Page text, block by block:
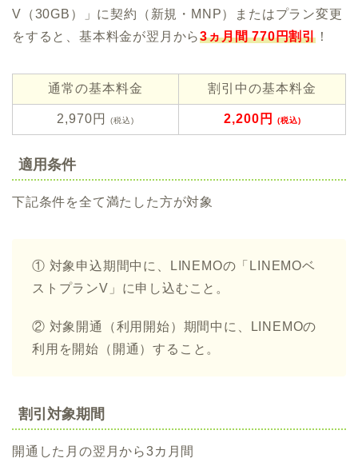
V（30GB）」に契約（新規・MNP）またはプラン変更
をすると、基本料金が翌月から3ヵ月間 770円割引 ！
通常の基本料金 割引中の基本料金
2,970円 (税込) 2,200円 (税込)
適用条件
下記条件を全て満たした方が対象
① 対象申込期間中に、LINEMOの「LINEMOベ
ストプランV」に申し込むこと。
② 対象開通（利用開始）期間中に、LINEMOの
利用を開始（開通）すること。
割引対象期間
開通した月の翌月から3カ月間